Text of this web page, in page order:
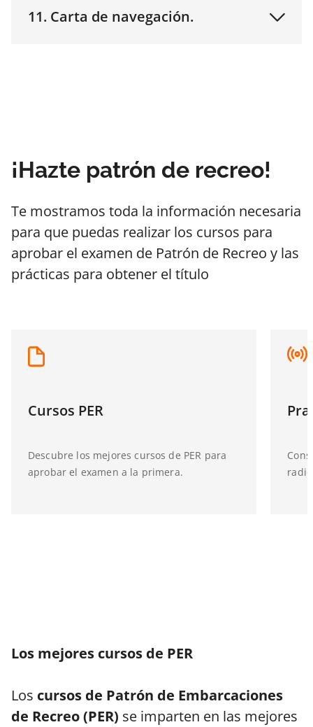
11. Carta de navegación.
¡Hazte patrón de recreo!
Te mostramos toda la información necesaria
para que puedas realizar los cursos para
aprobar el examen de Patrón de Recreo y las
prácticas para obtener el título
Cursos PER
Descubre los mejores cursos de PER para
aprobar el examen a la primera.
Los mejores cursos de PER
Los cursos de Patrón de Embarcaciones
de Recreo (PER) se imparten en las mejores